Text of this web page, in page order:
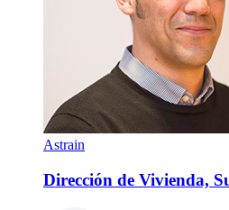
Astrain
Dirección de Vivienda,